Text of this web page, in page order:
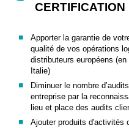
CERTIFICATION
Apporter la garantie de
qualité de vos opérations
distributeurs européens
Italie)
Diminuer le nombre
entreprise par la
lieu et place des audits
Ajouter produits d'activités